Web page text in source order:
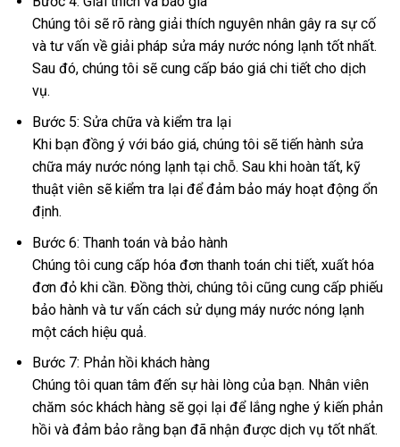
Chúng tôi sẽ rõ ràng giải thích nguyên nhân gây ra sự cố
và tư vấn về giải pháp sửa máy nước nóng lạnh tốt nhất.
Sau đó, chúng tôi sẽ cung cấp báo giá chi tiết cho dịch
vụ.
Bước 5: Sửa chữa và kiểm tra lại
Khi bạn đồng ý với báo giá, chúng tôi sẽ tiến hành sửa
chữa máy nước nóng lạnh tại chỗ. Sau khi hoàn tất, kỹ
thuật viên sẽ kiểm tra lại để đảm bảo máy hoạt động ổn
định.
Bước 6: Thanh toán và bảo hành
Chúng tôi cung cấp hóa đơn thanh toán chi tiết, xuất hóa
đơn đỏ khi cần. Đồng thời, chúng tôi cũng cung cấp phiếu
bảo hành và tư vấn cách sử dụng máy nước nóng lạnh
một cách hiệu quả.
Bước 7: Phản hồi khách hàng
Chúng tôi quan tâm đến sự hài lòng của bạn. Nhân viên
chăm sóc khách hàng sẽ gọi lại để lắng nghe ý kiến phản
hồi và đảm bảo rằng bạn đã nhận được dịch vụ tốt nhất.